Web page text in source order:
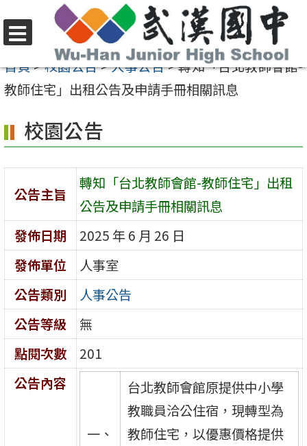
至
要
容
區
選
單
首頁>校園公告>人事公告>轉知「台北教師會館-
教師住宅」出租公告及申請手冊相關訊息
校園公告
公告主旨
轉知「台北教師會館-教師住宅」出租
公告及申請手冊相關訊息
發佈日期
2025 年 6 月 26 日
發佈單位
人事室
公告類別
人事公告
公告等級
無
點閱次數
201
公告內容
一、
台北教師會館原提供中小學
教職員洽公住宿，現轉型為
教師住宅，以優惠價格提供